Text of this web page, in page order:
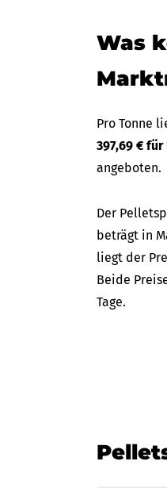
Was
Pro Tonne
397,69 €
angeboten.
Der
beträgt in
liegt der
Beide
Tage.